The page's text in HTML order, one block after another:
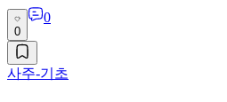
0
0
사주-기초